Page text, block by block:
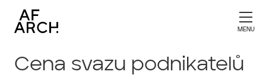
Cena svazu podnikatelů